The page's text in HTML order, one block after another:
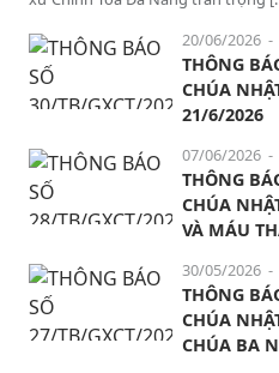
20/06/2026 -
THÔNG
CHÚA
21/6/2026
07/06/2026 -
THÔNG
CHÚA
VÀ MÁU
30/05/2026 -
THÔNG
CHÚA
CHÚA BA